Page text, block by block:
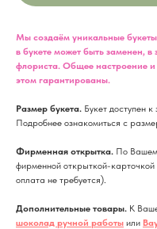
Мы создаём уникальные
в букете может быть заменен,
флориста. Общее настроение
этом гарантированы.
Размер букета. Букет доступен
Подробнее ознакомиться с
Фирменная открытка. По
фирменной открыткой-
оплата не требуется).
Дополнительные товары. К
шоколад ручной работы или